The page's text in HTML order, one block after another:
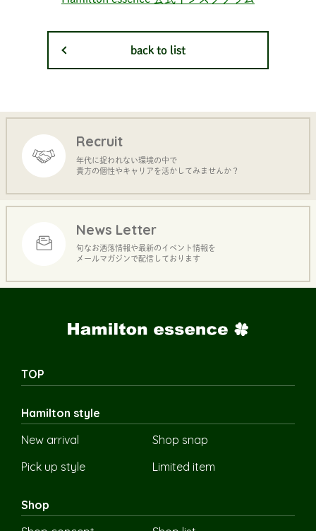
back to list
Recruit
年代に捉われない環境の中で
貴方の個性やキャリアを活かしてみませんか？
News Letter
旬なお洒落情報や最新のイベント情報を
メールマガジンで配信しております
TOP
Hamilton style
New arrival
Shop snap
Pick up style
Limited item
Shop